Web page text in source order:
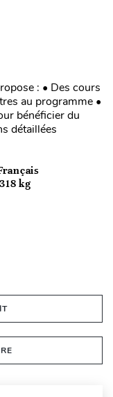
: • Des cours
au programme •
bénéficier du
détaillées
kg